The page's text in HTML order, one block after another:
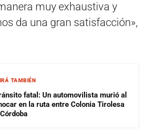
muy exhaustiva y
da una gran satisfacción»,
TAMBIÉN
fatal: Un automovilista murió al
en la ruta entre Colonia Tirolesa